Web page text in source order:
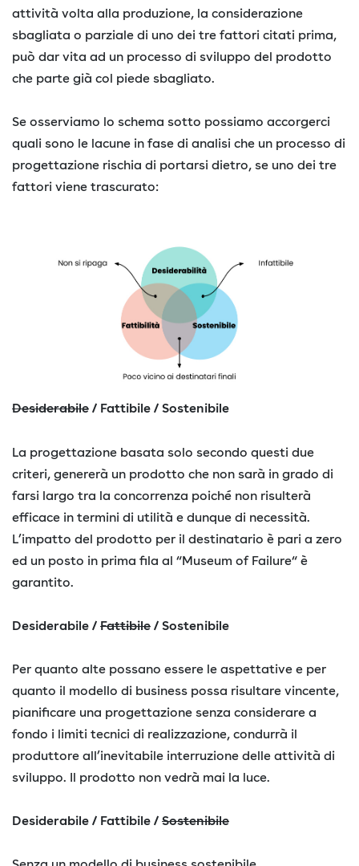
attività volta alla produzione, la considerazione
sbagliata o parziale di uno dei tre fattori citati prima,
può dar vita ad un processo di sviluppo del prodotto
che parte già col piede sbagliato.
Se osserviamo lo schema sotto possiamo accorgerci
quali sono le lacune in fase di analisi che un processo di
progettazione rischia di portarsi dietro, se uno dei tre
fattori viene trascurato:
Desiderabile / Fattibile / Sostenibile
La progettazione basata solo secondo questi due
criteri, genererà un prodotto che non sarà in grado di
farsi largo tra la concorrenza poiché non risulterà
efficace in termini di utilità e dunque di necessità.
L’impatto del prodotto per il destinatario è pari a zero
ed un posto in prima fila al “Museum of Failure“ è
garantito.
Desiderabile / Fattibile / Sostenibile
Per quanto alte possano essere le aspettative e per
quanto il modello di business possa risultare vincente,
pianificare una progettazione senza considerare a
fondo i limiti tecnici di realizzazione, condurrà il
produttore all’inevitabile interruzione delle attività di
sviluppo. Il prodotto non vedrà mai la luce.
Desiderabile / Fattibile / Sostenibile